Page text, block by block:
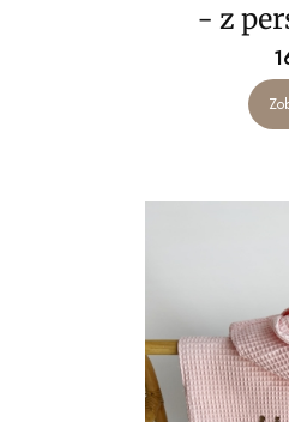
- z